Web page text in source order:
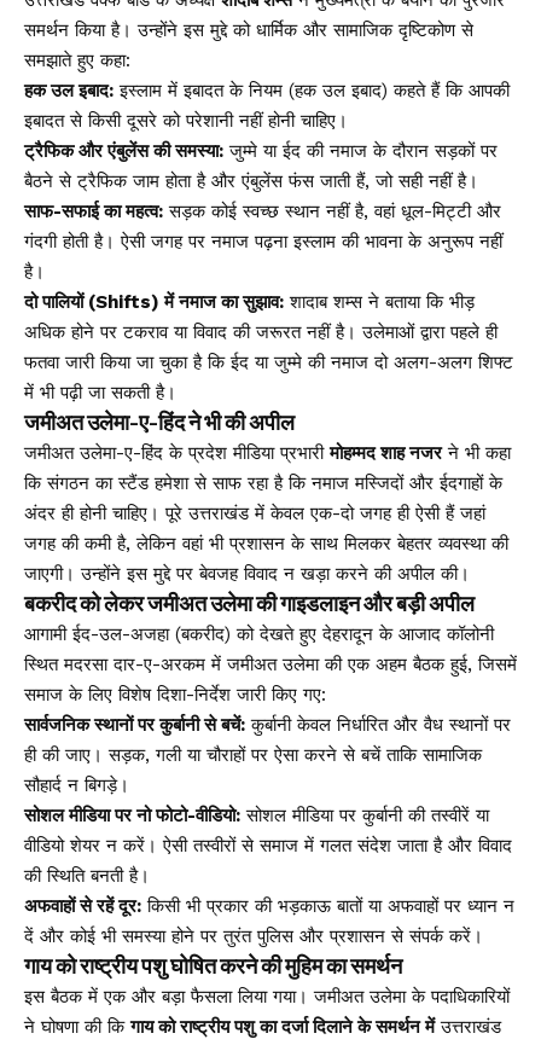
समर्थन किया है। उन्होंने इस मुद्दे को धार्मिक और सामाजिक दृष्टिकोण से
समझाते हुए कहा:
हक उल इबाद: इस्लाम में इबादत के नियम (हक उल इबाद) कहते हैं कि आपकी
इबादत से किसी दूसरे को परेशानी नहीं होनी चाहिए।
ट्रैफिक और एंबुलेंस की समस्या: जुम्मे या ईद की नमाज के दौरान सड़कों पर
बैठने से ट्रैफिक जाम होता है और एंबुलेंस फंस जाती हैं, जो सही नहीं है।
साफ-सफाई का महत्व: सड़क कोई स्वच्छ स्थान नहीं है, वहां धूल-मिट्टी और
गंदगी होती है। ऐसी जगह पर नमाज पढ़ना इस्लाम की भावना के अनुरूप नहीं
है।
दो पालियों (Shifts) में नमाज का सुझाव: शादाब शम्स ने बताया कि भीड़
अधिक होने पर टकराव या विवाद की जरूरत नहीं है। उलेमाओं द्वारा पहले ही
फतवा जारी किया जा चुका है कि ईद या जुम्मे की नमाज दो अलग-अलग शिफ्ट
में भी पढ़ी जा सकती है।
जमीअत उलेमा-ए-हिंद ने भी की अपील
जमीअत उलेमा-ए-हिंद के प्रदेश मीडिया प्रभारीमोहम्मद शाह नजरने भी कहा
कि संगठन का स्टैंड हमेशा से साफ रहा है कि नमाज मस्जिदों और ईदगाहों के
अंदर ही होनी चाहिए। पूरे उत्तराखंड में केवल एक-दो जगह ही ऐसी हैं जहां
जगह की कमी है, लेकिन वहां भी प्रशासन के साथ मिलकर बेहतर व्यवस्था की
जाएगी। उन्होंने इस मुद्दे पर बेवजह विवाद न खड़ा करने की अपील की।
बकरीद को लेकर जमीअत उलेमा की गाइडलाइन और बड़ी अपील
आगामी ईद-उल-अजहा (बकरीद) को देखते हुए देहरादून के आजाद कॉलोनी
स्थित मदरसा दार-ए-अरकम में जमीअत उलेमा की एक अहम बैठक हुई, जिसमें
समाज के लिए विशेष दिशा-निर्देश जारी किए गए:
सार्वजनिक स्थानों पर कुर्बानी से बचें: कुर्बानी केवल निर्धारित और वैध स्थानों पर
ही की जाए। सड़क, गली या चौराहों पर ऐसा करने से बचें ताकि सामाजिक
सौहार्द न बिगड़े।
सोशल मीडिया पर नो फोटो-वीडियो: सोशल मीडिया पर कुर्बानी की तस्वीरें या
वीडियो शेयर न करें। ऐसी तस्वीरों से समाज में गलत संदेश जाता है और विवाद
की स्थिति बनती है।
अफवाहों से रहें दूर: किसी भी प्रकार की भड़काऊ बातों या अफवाहों पर ध्यान न
दें और कोई भी समस्या होने पर तुरंत पुलिस और प्रशासन से संपर्क करें।
गाय को राष्ट्रीय पशु घोषित करने की मुहिम का समर्थन
इस बैठक में एक और बड़ा फैसला लिया गया। जमीअत उलेमा के पदाधिकारियों
ने घोषणा की किगाय को राष्ट्रीय पशु का दर्जा दिलाने के समर्थन मेंउत्तराखंड